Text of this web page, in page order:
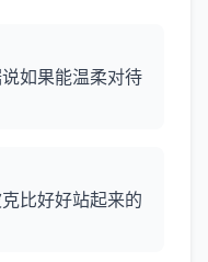
如果能温柔对待
比好好站起来的